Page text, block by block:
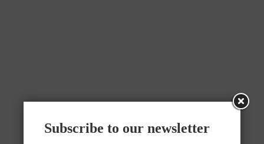
Subscribe to our newsletter